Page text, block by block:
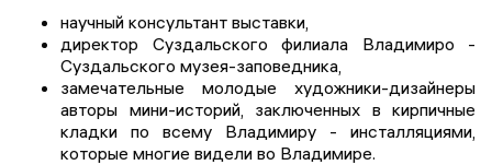
научный консультант выставки,
директор Суздальского филиала Владимиро -
Суздальского музея-заповедника,
замечательные молодые художники-дизайнеры
авторы мини-историй, заключенных в кирпичные
кладки по всему Владимиру - инсталляциями,
которые многие видели во Владимире.